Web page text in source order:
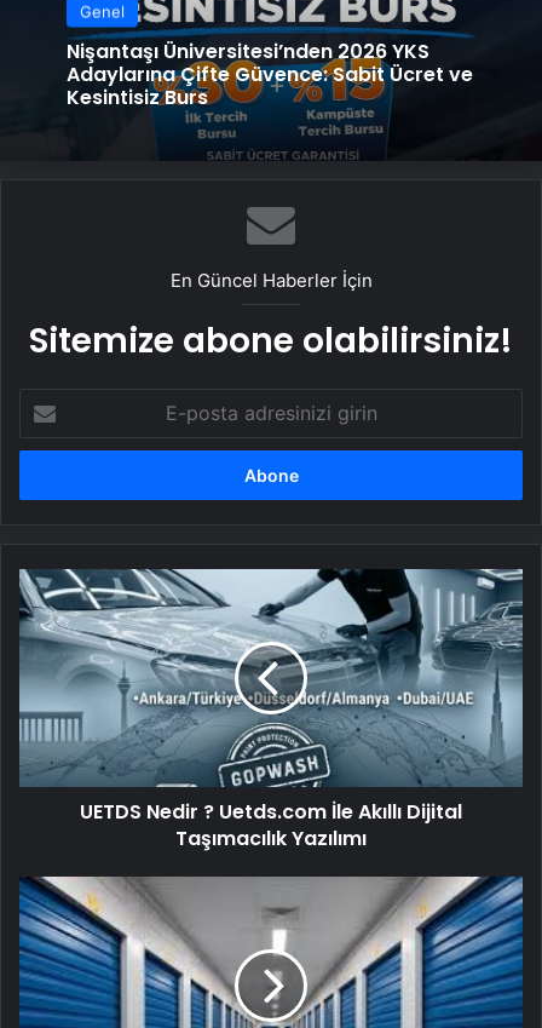
Genel
Nişantaşı Üniversitesi’nden 2026 YKS
Adaylarına Çifte Güvence: Sabit Ücret ve
Kesintisiz Burs
En Güncel Haberler İçin
Sitemize abone olabilirsiniz!
posta
adresinizi
UETDS
Nedir
Uetds.com
İle
Akıllı
Taşımacılık
Yazılımı
UETDS Nedir ? Uetds.com İle Akıllı Dijital
Taşımacılık Yazılımı
Eşya
Depolama
Rehberi